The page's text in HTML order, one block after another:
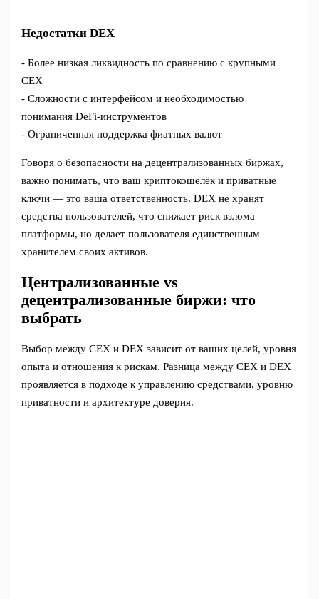
Недостатки DEX
- Более низкая ликвидность по сравнению с крупными
CEX
- Сложности с интерфейсом и необходимостью
понимания DeFi-инструментов
- Ограниченная поддержка фиатных валют
Говоря о безопасности на децентрализованных биржах,
важно понимать, что ваш криптокошелёк и приватные
ключи — это ваша ответственность. DEX не хранят
средства пользователей, что снижает риск взлома
платформы, но делает пользователя единственным
хранителем своих активов.
Централизованные vs
децентрализованные биржи: что
выбрать
Выбор между CEX и DEX зависит от ваших целей, уровня
опыта и отношения к рискам. Разница между CEX и DEX
проявляется в подходе к управлению средствами, уровню
приватности и архитектуре доверия.